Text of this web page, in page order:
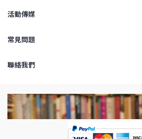
活動傳媒
常見問題
聯絡我們